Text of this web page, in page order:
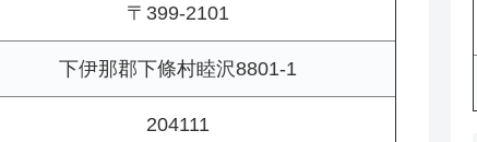
〒399-2101
下伊那郡下條村睦沢8801-1
204111